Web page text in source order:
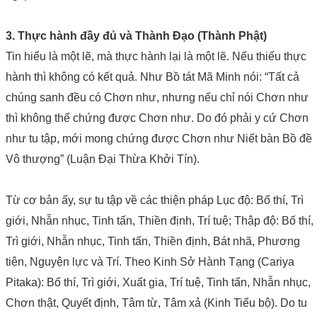
3. Thực hành đầy đủ và Thành Đạo (Thành Phật)
Tin hiểu là một lẽ, mà thực hành lại là một lẽ. Nếu thiếu thực
hành thì không có kết quả. Như Bồ tát Mã Minh nói: “Tất cả
chúng sanh đều có Chơn như, nhưng nếu chỉ nói Chơn như
thì không thể chứng được Chơn như. Do đó phải y cứ Chơn
như tu tập, mới mong chứng được Chơn như Niết bàn Bồ đề
Vô thượng” (Luận Đại Thừa Khởi Tín).
Từ cơ bản ấy, sự tu tập về các thiện pháp Lục độ: Bố thí, Trì
giới, Nhẫn nhục, Tinh tấn, Thiền định, Trí tuệ; Thập độ: Bố thí,
Trì giới, Nhẫn nhục, Tinh tấn, Thiền định, Bát nhã, Phương
tiện, Nguyện lực và Trí. Theo Kinh Sở Hành Tạng (Cariya
Pitaka): Bố thí, Trì giới, Xuất gia, Trí tuệ, Tinh tấn, Nhẫn nhục,
Chơn thật, Quyết định, Tâm từ, Tâm xả (Kinh Tiểu bộ). Do tu